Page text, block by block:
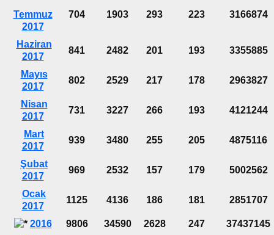
Temmuz
2017
704 1903 293 223 3166874
Haziran
2017
841 2482 201 193 3355885
Mayıs
2017
802 2529 217 178 2963827
Nisan
2017
731 3227 266 193 4121244
Mart
2017
939 3480 255 205 4875116
Şubat
2017
969 2532 157 179 5002562
Ocak
2017
1125 4136 186 181 2851707
2016 9806 34590 2628 247
37437145